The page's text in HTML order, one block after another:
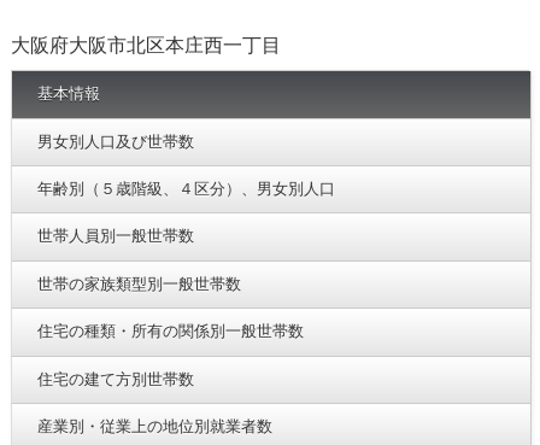
大阪府大阪市北区本庄西一丁目
基本情報
男女別人口及び世帯数
年齢別（５歳階級、４区分）、男女別人口
世帯人員別一般世帯数
世帯の家族類型別一般世帯数
住宅の種類・所有の関係別一般世帯数
住宅の建て方別世帯数
産業別・従業上の地位別就業者数